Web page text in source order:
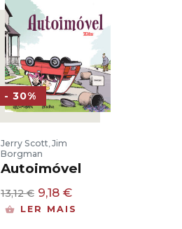
- 30%
Jerry Scott,Jim
Borgman
Autoimóvel
13,12€ O
preço
9,18 €O
preço
LER MAIS